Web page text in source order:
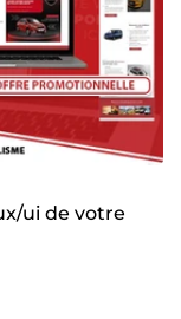
ui de votre